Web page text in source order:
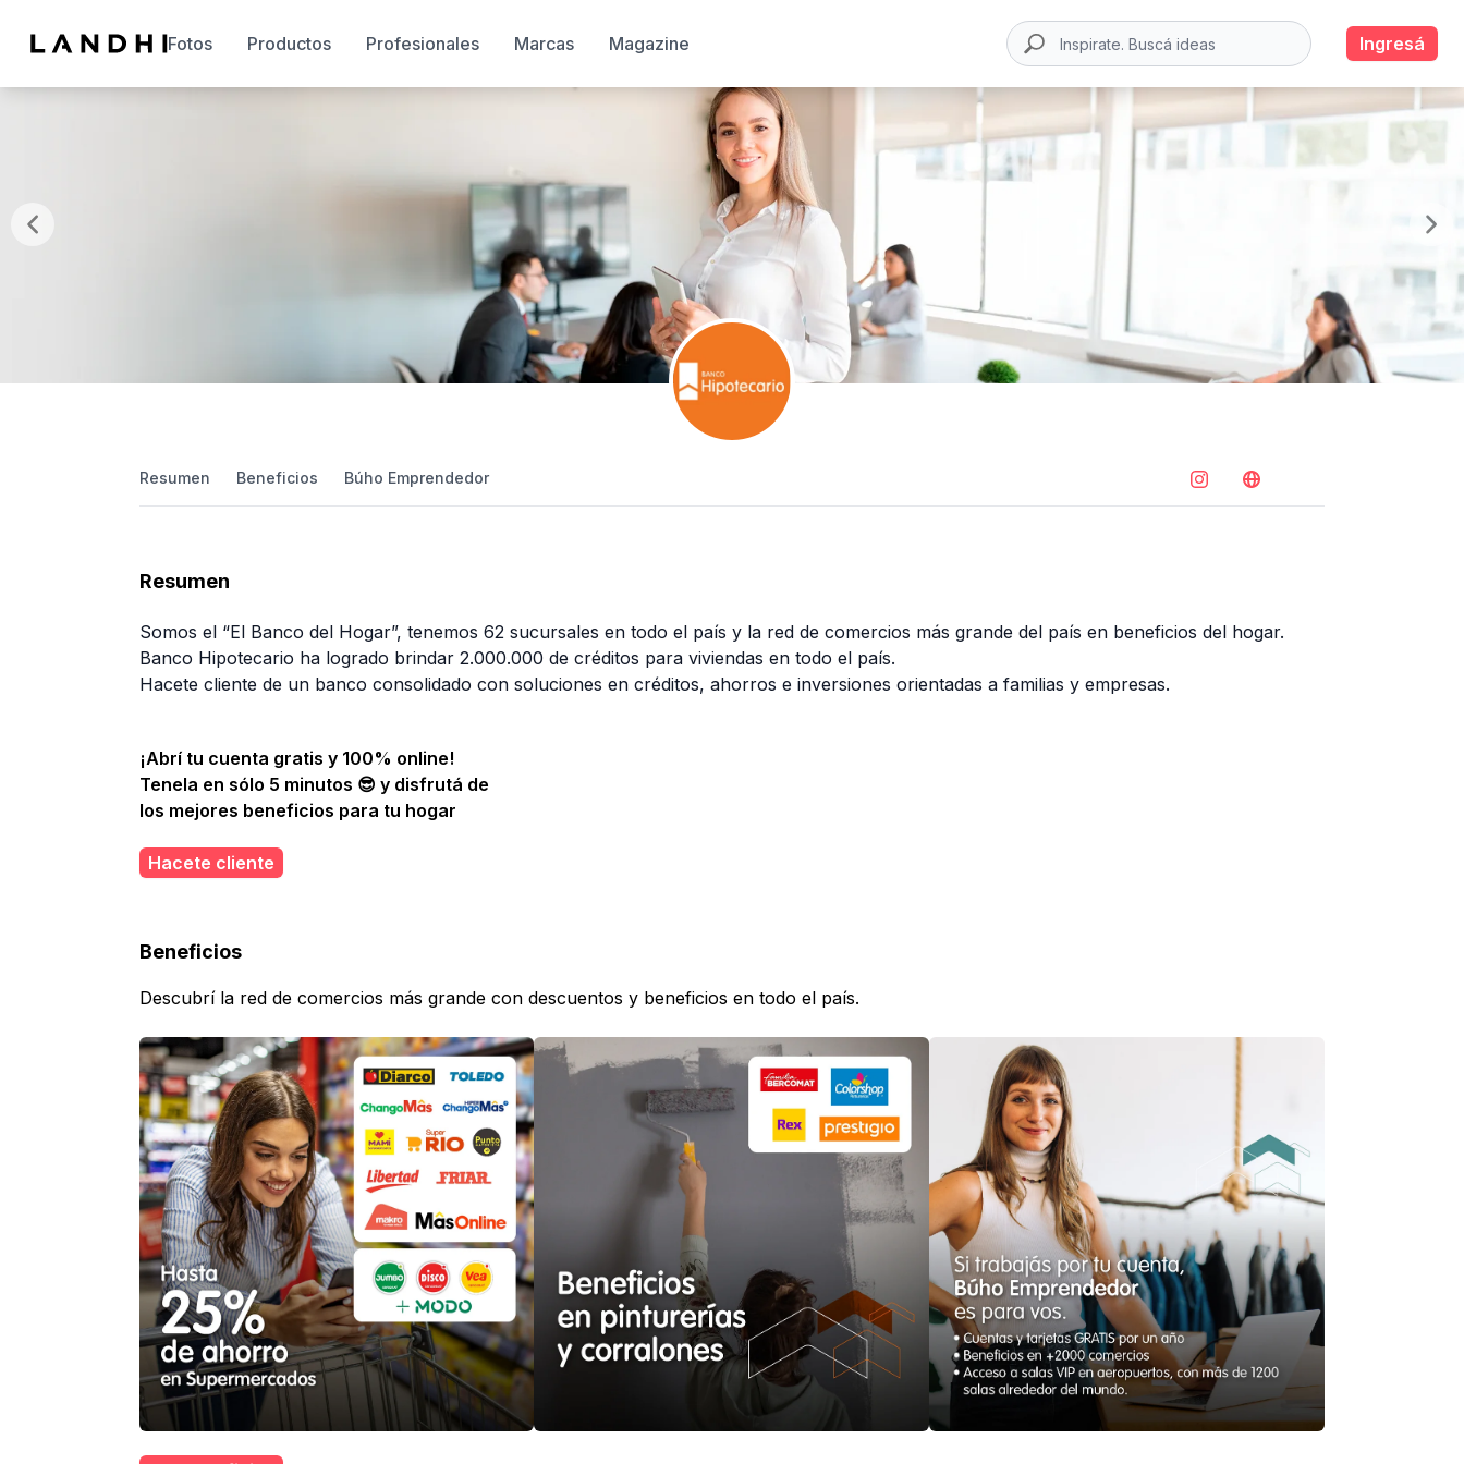
Fotos Productos Profesionales Marcas Magazine Ingresá
Resumen Beneficios Búho Emprendedor
Resumen
Somos el “El Banco del Hogar”, tenemos 62 sucursales en todo el país y la red de comercios más grande del país en beneficios del hogar.
Banco Hipotecario ha logrado brindar 2.000.000 de créditos para viviendas en todo el país.
Hacete cliente de un banco consolidado con soluciones en créditos, ahorros e inversiones orientadas a familias y empresas.
¡Abrí tu cuenta gratis y 100% online!
Tenela en sólo 5 minutos 😎 y disfrutá de
los mejores beneficios para tu hogar
Hacete cliente
Beneficios
Descubrí la red de comercios más grande con descuentos y beneficios en todo el país.
No te pierdas las últimas novedades sobre empresas y